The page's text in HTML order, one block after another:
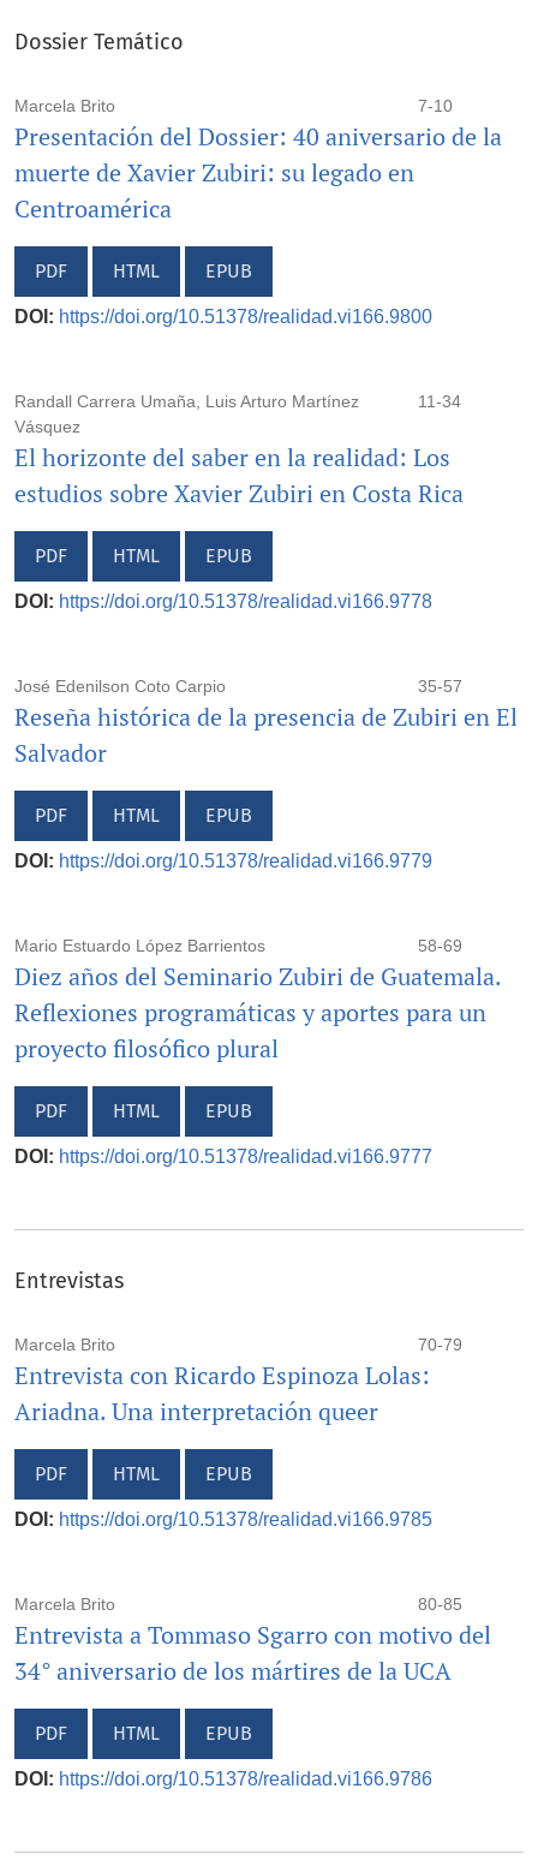
Dossier Temático
Marcela Brito 7-10
Presentación del Dossier: 40 aniversario de la
muerte de Xavier Zubiri: su legado en
Centroamérica
PDF HTML EPUB
DOI: https://doi.org/10.51378/realidad.vi166.9800
Randall Carrera Umaña, Luis Arturo Martínez
Vásquez
11-34
El horizonte del saber en la realidad: Los
estudios sobre Xavier Zubiri en Costa Rica
PDF HTML EPUB
DOI: https://doi.org/10.51378/realidad.vi166.9778
José Edenilson Coto Carpio 35-57
Reseña histórica de la presencia de Zubiri en El
Salvador
PDF HTML EPUB
DOI: https://doi.org/10.51378/realidad.vi166.9779
Mario Estuardo López Barrientos 58-69
Diez años del Seminario Zubiri de Guatemala.
Reflexiones programáticas y aportes para un
proyecto filosófico plural
PDF HTML EPUB
DOI: https://doi.org/10.51378/realidad.vi166.9777
Entrevistas
Marcela Brito 70-79
Entrevista con Ricardo Espinoza Lolas:
Ariadna. Una interpretación queer
PDF HTML EPUB
DOI: https://doi.org/10.51378/realidad.vi166.9785
Marcela Brito 80-85
Entrevista a Tommaso Sgarro con motivo del
34° aniversario de los mártires de la UCA
PDF HTML EPUB
DOI: https://doi.org/10.51378/realidad.vi166.9786